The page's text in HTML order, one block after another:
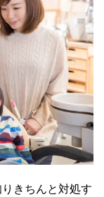
きちんと対処す